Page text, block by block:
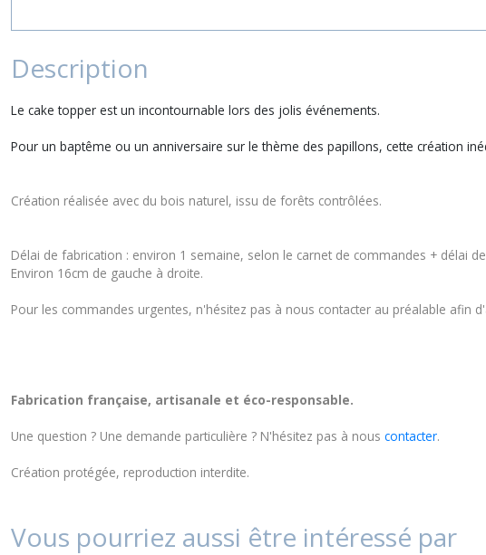
Description
Le cake topper est un incontournable lors des jolis événements.
Pour un baptême ou un anniversaire sur le thème des papillons, cette création
Création réalisée avec du bois naturel, issu de forêts contrôlées.
Délai de fabrication : environ 1 semaine, selon le carnet de commandes + délai
Environ 16cm de gauche à droite.
Pour les commandes urgentes, n'hésitez pas à nous contacter au préalable afin
Fabrication française, artisanale et éco-responsable.
Une question ? Une demande particulière ? N'hésitez pas à nous contacter.
Création protégée, reproduction interdite.
Vous pourriez aussi être intéressé par